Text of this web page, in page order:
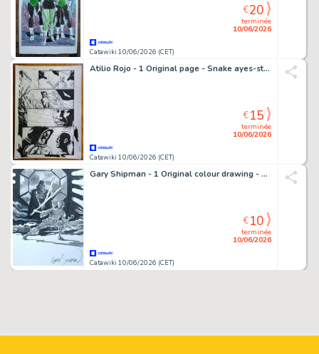
Catawiki 10/06/2026 (CET)
terminée
10/06/2026
€20
Atilio Rojo - 1 Original page - Snake ayes-storm shadow/Gijoe - #21 - 2014
Catawiki 10/06/2026 (CET)
terminée
10/06/2026
€15
Gary Shipman - 1 Original colour drawing - Star Wars - Le Duel
Catawiki 10/06/2026 (CET)
terminée
10/06/2026
€10